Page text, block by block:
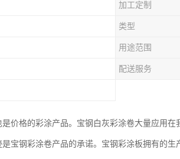
加工定制
类型
用途范围
配送服务
价格的彩涂产品。宝钢白灰彩涂卷大量应用
宝钢彩涂卷产品的承诺。宝钢彩涂板拥有的